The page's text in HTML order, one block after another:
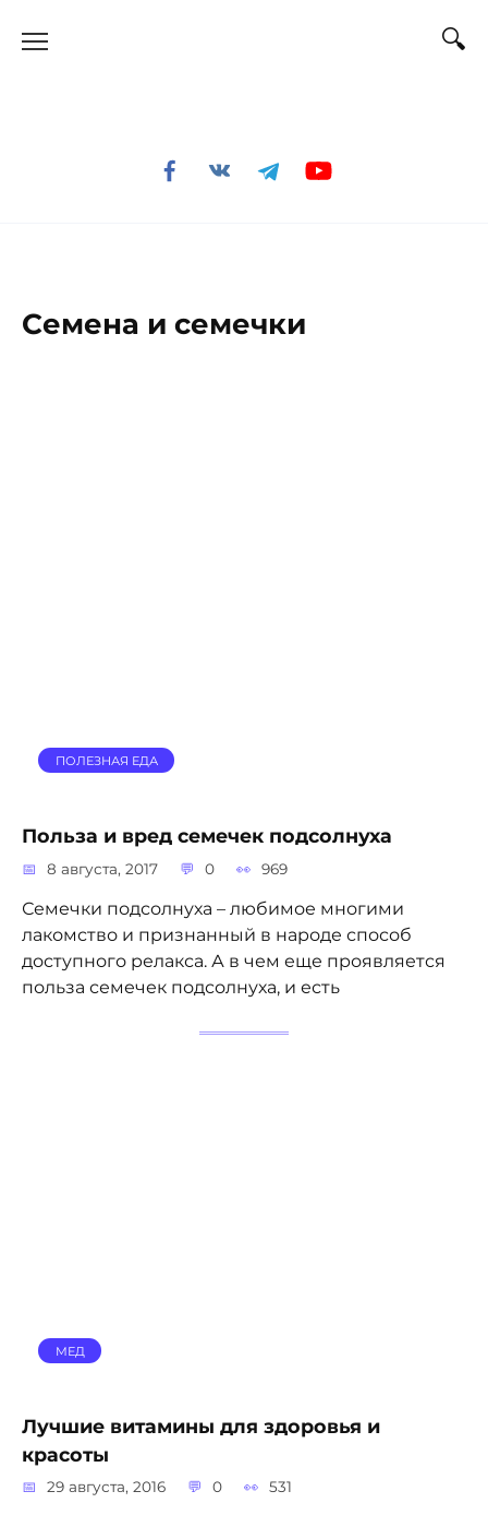
Семена и семечки
ПОЛЕЗНАЯ ЕДА
Польза и вред семечек подсолнуха
8 августа, 2017 0 969
Семечки подсолнуха – любимое многими
лакомство и признанный в народе способ
доступного релакса. А в чем еще проявляется
польза семечек подсолнуха, и есть
МЕД
Лучшие витамины для здоровья и
красоты
29 августа, 2016 0 531